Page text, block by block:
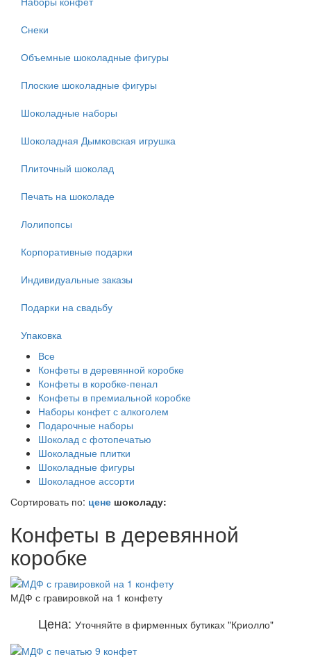
Снеки
Объемные шоколадные фигуры
Плоские шоколадные фигуры
Шоколадные наборы
Шоколадная Дымковская игрушка
Плиточный шоколад
Печать на шоколаде
Лолипопсы
Корпоративные подарки
Индивидуальные заказы
Подарки на свадьбу
Упаковка
Все
Конфеты в деревянной коробке
Конфеты в коробке-пенал
Конфеты в премиальной коробке
Наборы конфет с алкоголем
Подарочные наборы
Шоколад с фотопечатью
Шоколадные плитки
Шоколадные фигуры
Шоколадное ассорти
Сортировать по: цене шоколаду:
Конфеты в деревянной
коробке
МДФ с гравировкой на 1 конфету
Цена: Уточняйте в фирменных бутиках "Криолло"